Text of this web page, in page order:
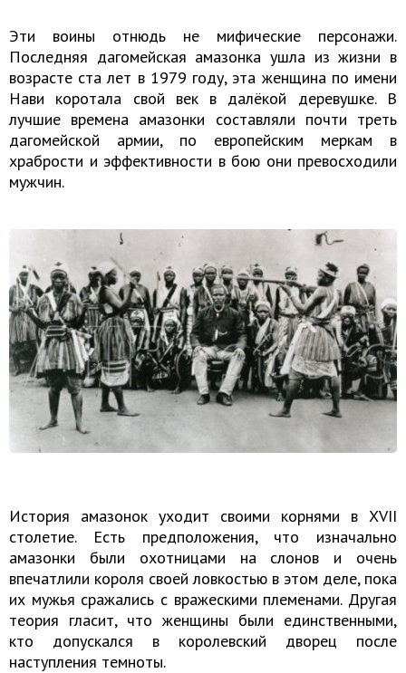
Эти воины отнюдь не мифические персонажи.
Последняя дагомейская амазонка ушла из жизни в
возрасте ста лет в 1979 году, эта женщина по имени
Нави коротала свой век в далёкой деревушке. В
лучшие времена амазонки составляли почти треть
дагомейской армии, по европейским меркам в
храбрости и эффективности в бою они превосходили
мужчин.
История амазонок уходит своими корнями в XVII
столетие. Есть предположения, что изначально
амазонки были охотницами на слонов и очень
впечатлили короля своей ловкостью в этом деле, пока
их мужья сражались с вражескими племенами. Другая
теория гласит, что женщины были единственными,
кто допускался в королевский дворец после
наступления темноты.